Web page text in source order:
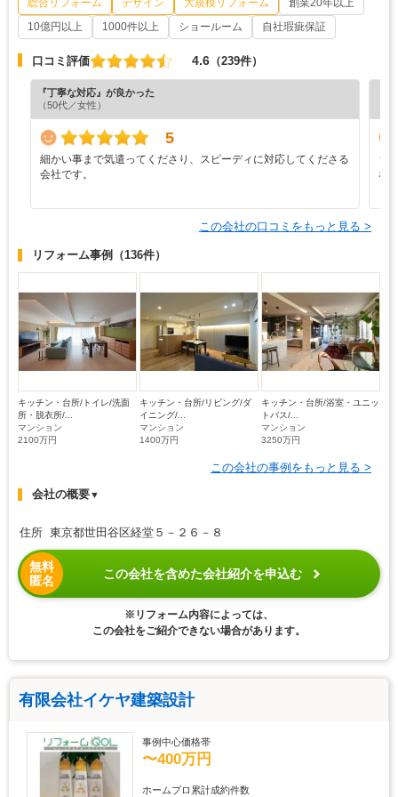
総合リフォーム デザイン 大規模リフォーム
創業20年以上
10億円以上
1000件以上 ショールーム 自社瑕疵保証
口コミ評価 4.6 （239件）
『丁寧な対応』が良かった
（50代／女性）
5
細かい事まで気遣ってくださり、スピーディに対応してくださる
会社です。
シ
な
この会社の口コミをもっと見る >
リフォーム事例 （136件）
キッチン・台所/トイレ/洗面
所・脱衣所/...
マンション
2100万円
キッチン・台所/リビング/ダ
イニング/...
マンション
1400万円
キッチン・台所/浴室・ユニッ
トバス/...
マンション
3250万円
この会社の事例をもっと見る >
会社の概要▼
住所 東京都世田谷区経堂５－２６－８
無料
匿名
この会社を含めた会社紹介を申込む
※リフォーム内容によっては、
この会社をご紹介できない場合があります。
有限会社イケヤ建築設計
事例中心価格帯
〜400万円
ホームプロ累計成約件数